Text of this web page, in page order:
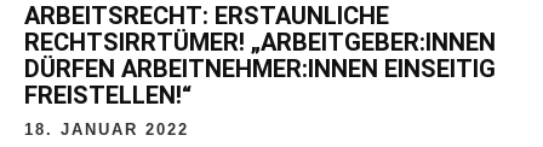
ARBEITSRECHT: ERSTAUNLICHE
RECHTSIRRTÜMER! „ARBEITGEBER:INNEN
DÜRFEN ARBEITNEHMER:INNEN EINSEITIG
FREISTELLEN!“
18. JANUAR 2022